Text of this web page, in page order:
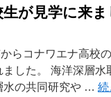
が見学に来ま
らコナワエナ高校
した。 海洋深層水
水の共同研究や … 続